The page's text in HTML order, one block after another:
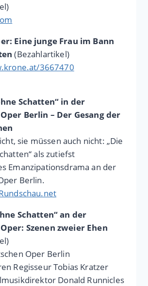
Eine junge Frau im Bann
(Bezahlartikel)
3667470
Schatten“ in der
Berlin – Der Gesang der
sie müssen auch nicht: „Die
als zutiefst
Emanzipationsdrama an der
Berlin.
Schatten“ an der
Szenen zweier Ehen
Oper Berlin
Regisseur Tobias Kratzer
Donald Runnicles